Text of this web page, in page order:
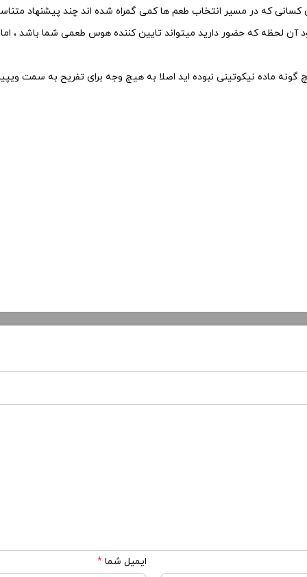
که در مسیر انتخاب طعم ها کمی گمراه شده اند چند پیشنهاد
مود آن لحظه که حضور دارید میتواند تایین کننده هوس طعمی شما باشد
و استعمال هیچ گونه ماده نیکوتینی نبوده اید اصلا به هیچ وجه برای تفریح
ایمیل شما *